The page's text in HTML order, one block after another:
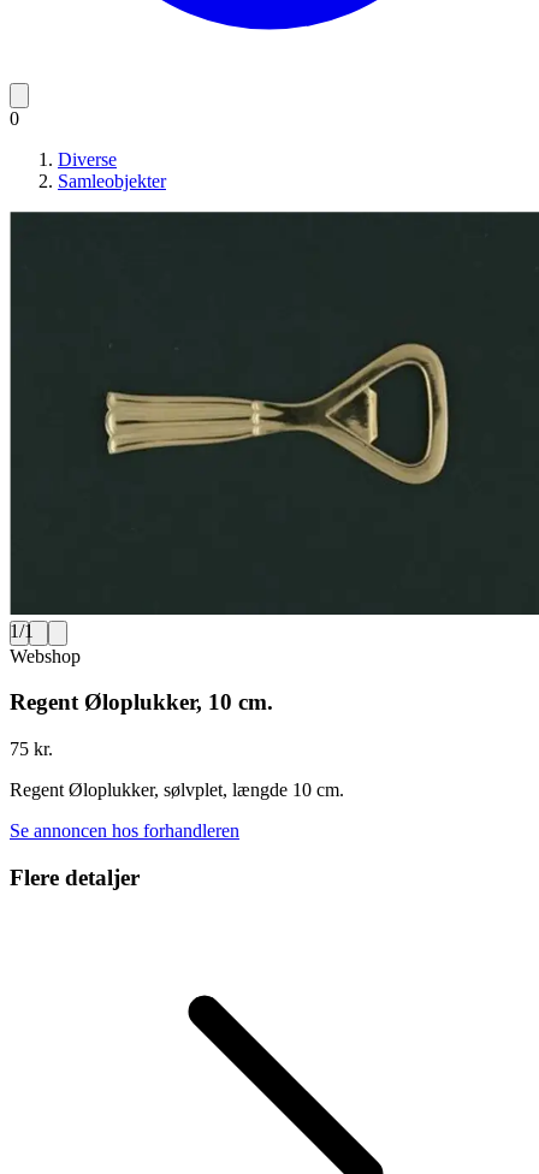
0
Diverse
Samleobjekter
1/1
Webshop
Regent Øloplukker, 10 cm.
75 kr.
Regent Øloplukker, sølvplet, længde 10 cm.
Se annoncen hos forhandleren
Flere detaljer